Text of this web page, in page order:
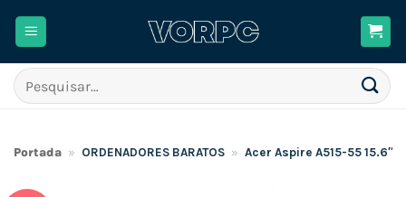
Pesquisar
por:
Portada » ORDENADORES BARATOS » Acer Aspire A515-55 15.6″ /